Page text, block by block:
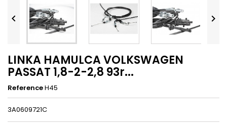
 
 
LINKA HAMULCA VOLKSWAGEN
PASSAT 1,8-2-2,8 93r...
ReferenceH45
3A0609721C